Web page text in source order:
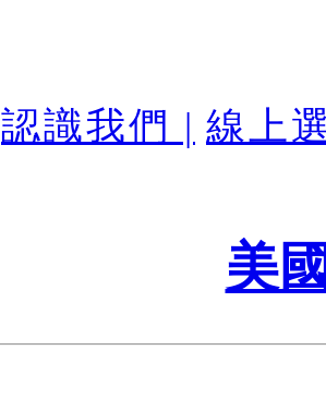
認識我們 | 線上
美